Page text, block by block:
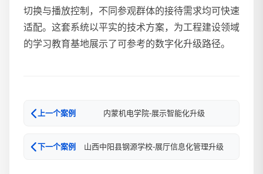
切换与播放控制，不同参观群体的接待需求均可快速
适配。这套系统以平实的技术方案，为工程建设领域
的学习教育基地展示了可参考的数字化升级路径。
上一个案例 内蒙机电学院-展示智能化升级
山西中阳县钢源学校-展厅信息化管理升级
下一个案例